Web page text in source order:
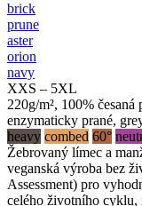
brick
prune
aster
orion
navy
XXS – 5XL
220g/m², 100%
enzymaticky prané,
heavy combed 60°
Žebrovaný límec a
veganská výroba bez
Assessment) pro
celého životního cyklu,